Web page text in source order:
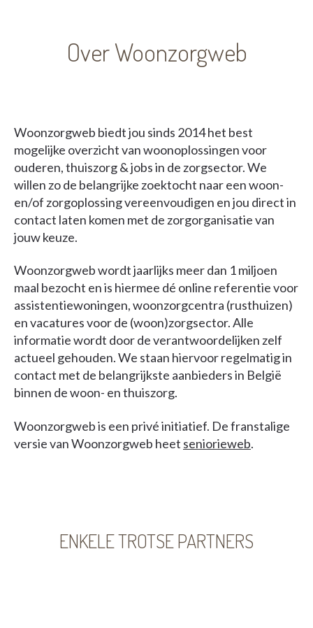
Over Woonzorgweb
Woonzorgweb biedt jou sinds 2014 het best
mogelijke overzicht van woonoplossingen voor
ouderen, thuiszorg & jobs in de zorgsector. We
willen zo de belangrijke zoektocht naar een woon-
en/of zorgoplossing vereenvoudigen en jou direct in
contact laten komen met de zorgorganisatie van
jouw keuze.
Woonzorgweb wordt jaarlijks meer dan 1 miljoen
maal bezocht en is hiermee dé online referentie voor
assistentiewoningen, woonzorgcentra (rusthuizen)
en vacatures voor de (woon)zorgsector. Alle
informatie wordt door de verantwoordelijken zelf
actueel gehouden. We staan hiervoor regelmatig in
contact met de belangrijkste aanbieders in België
binnen de woon- en thuiszorg.
Woonzorgweb is een privé initiatief. De franstalige
versie van Woonzorgweb heet seniorieweb.
ENKELE TROTSE PARTNERS